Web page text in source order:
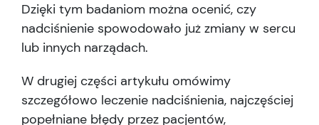
Dzięki tym badaniom można ocenić, czy
nadciśnienie spowodowało już zmiany w sercu
lub innych narządach.
W drugiej części artykułu omówimy
szczegółowo leczenie nadciśnienia, najczęściej
popełniane błędy przez pacjentów,